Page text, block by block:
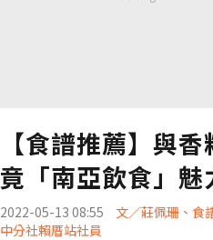
【食譜推薦】與
竟「南亞飲食」魅
2022-05-13 08:55
文／莊佩珊、食
中分社賴厝站社員